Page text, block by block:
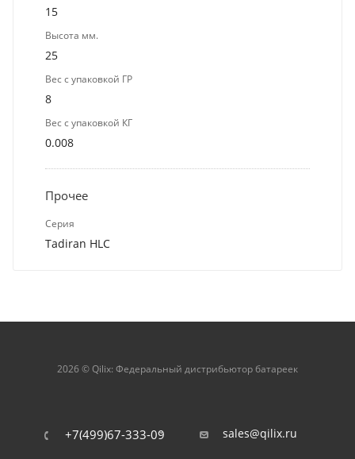
15
Высота мм.
25
Вес с упаковкой ГР
8
Вес с упаковкой КГ
0.008
Прочее
Серия
Tadiran HLC
2026 © Qilix: Федеральный дистрибьютор батареек
+7(499)67-333-09 sales@qilix.ru